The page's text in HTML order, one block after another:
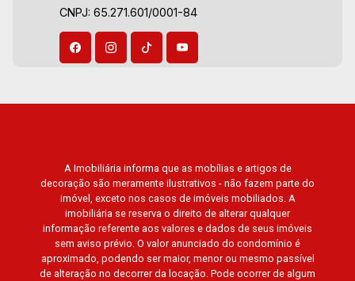
CNPJ: 65.271.601/0001-84
A Imobiliária informa que as mobílias e artigos de
decoração são meramente ilustrativos - não fazem parte do
imóvel, exceto nos casos de imóveis mobiliados. A
imobiliária se reserva o direito de alterar qualquer
informação referente aos valores e dados de seus imóveis
sem aviso prévio. O valor anunciado do condomínio é
aproximado, podendo ser maior, menor ou mesmo passível
de alteração no decorrer da locação. Pode ocorrer de algum